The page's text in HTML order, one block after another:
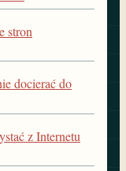
stron
docierać do
z Internetu